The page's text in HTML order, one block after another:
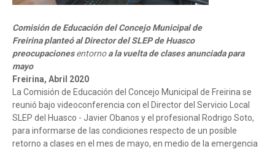
Comisión de Educación del Concejo Municipal de
Freirinaplanteóal Director del SLEPde Huasco
preocupacionesentornoa la vuelta de clases anunciada para
mayo
Freirina, Abril 2020
La Comisión de Educación del Concejo Municipal de Freirina se
reunió bajo videoconferencia con el Director del Servicio Local
SLEP del Huasco - Javier Obanos y el profesional Rodrigo Soto,
para informarse de las condiciones respecto de un posible
retorno a clases en el mes de mayo, en medio de la emergencia